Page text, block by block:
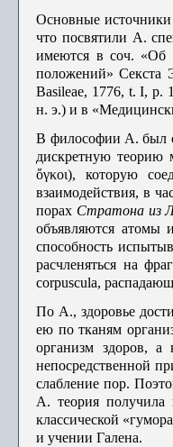
Основные источники
что посвяти­ли А.
имеются в соч. «Об
положений» Секста
Basileae, 1776, t. I, p.
н. э.) и в
В философии А. был
дискрет­ную теорию
ὄγκοι), которую
взаимодействия, в
по­рах Стратона из
объявляются атомы
способность
расчленяться на
corpuscula,
По А., здоровье
ею по тканям
организм здоров, а
непосредственной
слабление пор.
А. теория по­лучила
классической
и учении Галена.